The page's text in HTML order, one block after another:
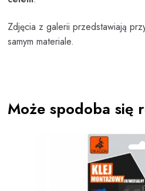
Zdjęcia z galerii przedstawiają
samym materiale.
Może spodoba się